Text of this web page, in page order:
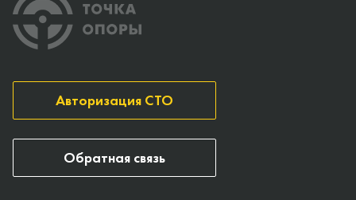
Авторизация СТО
Обратная связь